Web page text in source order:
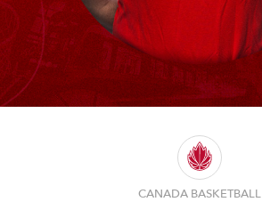
CANADA BASKETBALL